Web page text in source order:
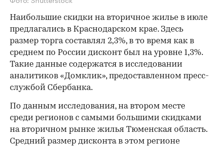
Наибольшие скидки на вторичное жилье в июле
предлагались в Краснодарском крае. Здесь
размер торга составлял 2,3%, в то время как в
среднем по России дисконт был на уровне 1,3%.
Такие данные содержатся в исследовании
аналитиков «Домклик», предоставленном пресс-
службой Сбербанка.
По данным исследования, на втором месте
среди регионов с самыми большими скидками
на вторичном рынке жилья Тюменская область.
Средний размер дисконта в этом регионе